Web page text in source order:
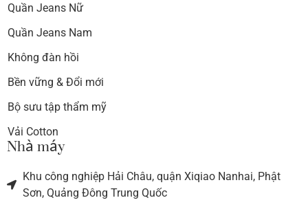
Quần Jeans Nữ
Quần Jeans Nam
Không đàn hồi
Bền vững & Đổi mới
Bộ sưu tập thẩm mỹ
Vải Cotton
Nhà máy
Khu công nghiệp Hải Châu, quận Xiqiao Nanhai, Phật
Sơn, Quảng Đông Trung Quốc